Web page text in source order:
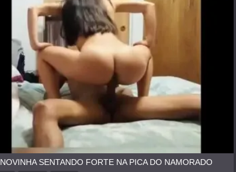
NOVINHA SENTANDO FORTE NA PICA DO NAMORADO